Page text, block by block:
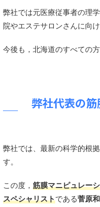
弊社では元医療従事者の理
院やエステサロンさんに向
今後も，北海道のすべての
弊社代表の
弊社では、最新の科学的根
す。
この度， 筋膜マニピュレー
スペシャリストである菅原